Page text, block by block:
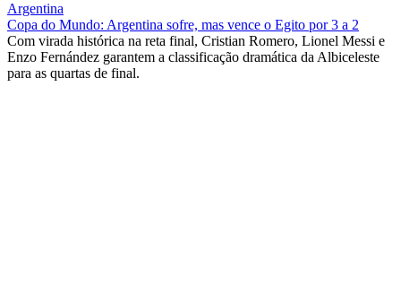
Argentina
Copa do Mundo: Argentina sofre, mas vence o Egito por 3 a 2
Com virada histórica na reta final, Cristian Romero, Lionel Messi e
Enzo Fernández garantem a classificação dramática da Albiceleste
para as quartas de final.